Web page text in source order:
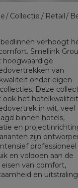
Collectie Retail
verhoogt
Smellink
hoogwaardige
van
onder eigen
Deze
ook het hotelkwaliteit
in wit, veel
binnen hotels,
en
zijn
professioneel
en voldoen aan de
van comfort,
en